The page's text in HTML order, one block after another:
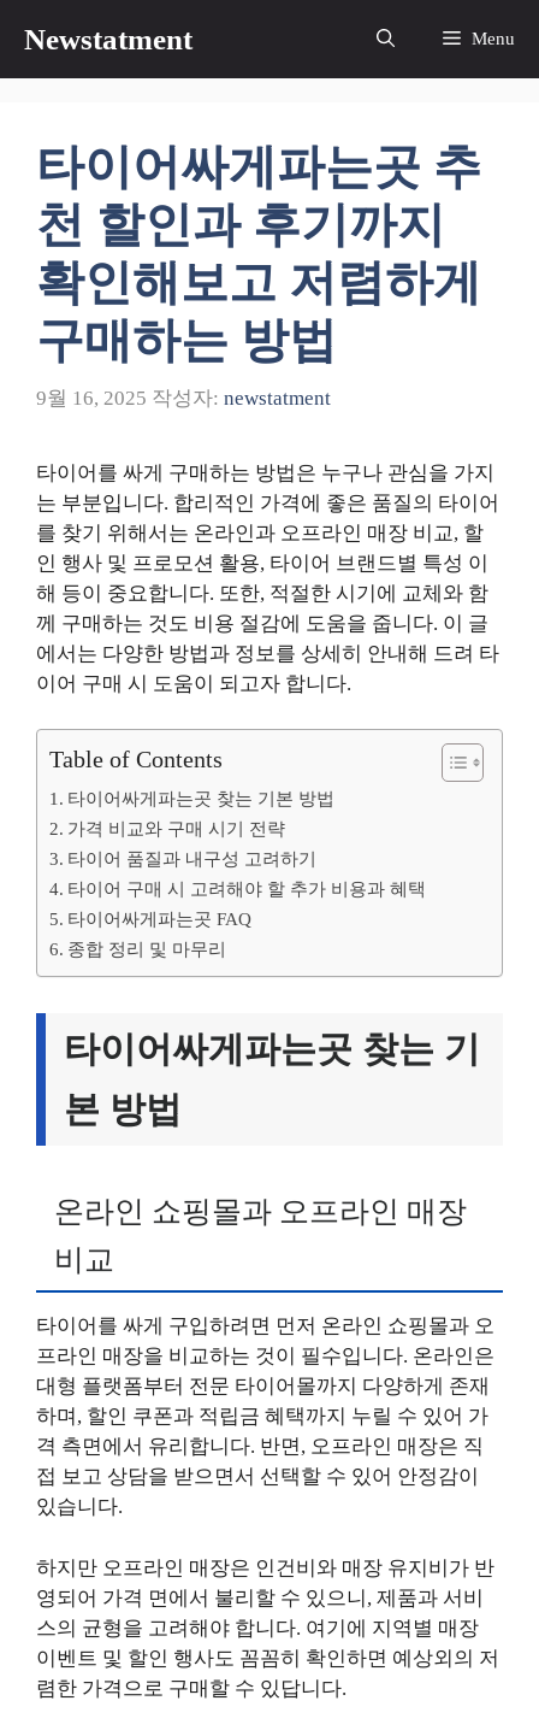
츠
Newstatment Menu
타이어싸게파는곳 추
천 할인과 후기까지
확인해보고 저렴하게
구매하는 방법
9월 16, 2025 작성자: newstatment
타이어를 싸게 구매하는 방법은 누구나 관심을 가지
는 부분입니다. 합리적인 가격에 좋은 품질의 타이어
를 찾기 위해서는 온라인과 오프라인 매장 비교, 할
인 행사 및 프로모션 활용, 타이어 브랜드별 특성 이
해 등이 중요합니다. 또한, 적절한 시기에 교체와 함
께 구매하는 것도 비용 절감에 도움을 줍니다. 이 글
에서는 다양한 방법과 정보를 상세히 안내해 드려 타
이어 구매 시 도움이 되고자 합니다.
Table of Contents
타이어싸게파는곳 찾는 기본 방법
가격 비교와 구매 시기 전략
타이어 품질과 내구성 고려하기
타이어 구매 시 고려해야 할 추가 비용과 혜택
타이어싸게파는곳 FAQ
종합 정리 및 마무리
타이어싸게파는곳 찾는 기
본 방법
온라인 쇼핑몰과 오프라인 매장
비교
타이어를 싸게 구입하려면 먼저 온라인 쇼핑몰과 오
프라인 매장을 비교하는 것이 필수입니다. 온라인은
대형 플랫폼부터 전문 타이어몰까지 다양하게 존재
하며, 할인 쿠폰과 적립금 혜택까지 누릴 수 있어 가
격 측면에서 유리합니다. 반면, 오프라인 매장은 직
접 보고 상담을 받으면서 선택할 수 있어 안정감이
있습니다.
하지만 오프라인 매장은 인건비와 매장 유지비가 반
영되어 가격 면에서 불리할 수 있으니, 제품과 서비
스의 균형을 고려해야 합니다. 여기에 지역별 매장
이벤트 및 할인 행사도 꼼꼼히 확인하면 예상외의 저
렴한 가격으로 구매할 수 있답니다.